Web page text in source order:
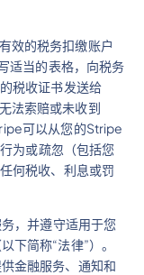
效的税务扣缴账户
适当的表格，向税务
税收证书发送给
法索赔或未收到
可以从您的Stripe
为或疏忽（包括您
何税收、利息或罚
，并遵守适用于您
下简称“法律”）。
金融服务、通知和